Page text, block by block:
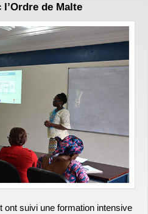
de Malte
ont suivi une formation intensive